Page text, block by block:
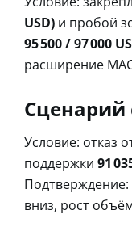
USD) и пробой
95 500 / 97 000
расширение
Условие: отказ
поддержки 91
Подтверждение:
вниз, рост